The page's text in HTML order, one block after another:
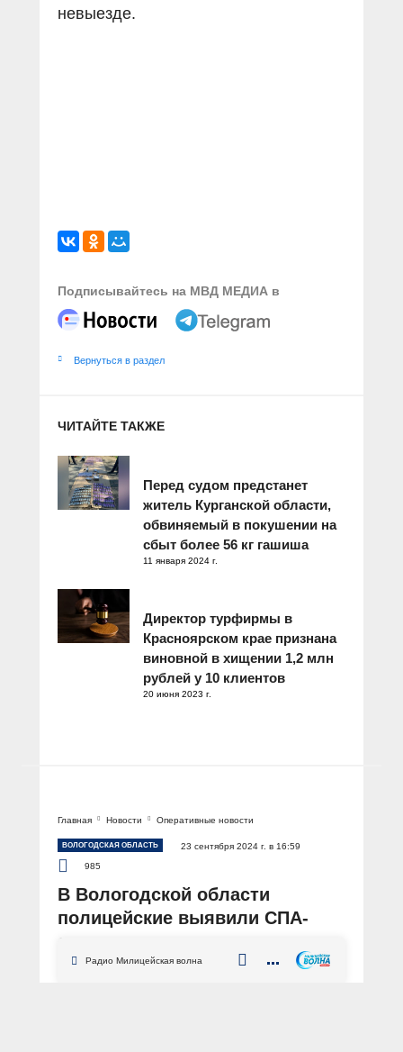
невыезде.
Подписывайтесь на МВД МЕДИА в
Вернуться в раздел
ЧИТАЙТЕ ТАКЖЕ
Перед судом предстанет
житель Курганской области,
обвиняемый в покушении на
сбыт более 56 кг гашиша
11 января 2024 г.
Директор турфирмы в
Красноярском крае признана
виновной в хищении 1,2 млн
рублей у 10 клиентов
20 июня 2023 г.
Главная Новости Оперативные новости
ВОЛОГОДСКАЯ ОБЛАСТЬ
23 сентября 2024 г. в 16:59
985
В Вологодской области
полицейские выявили СПА-
салон, в котором оказывались
интимные услуги
Радио Милицейская волна